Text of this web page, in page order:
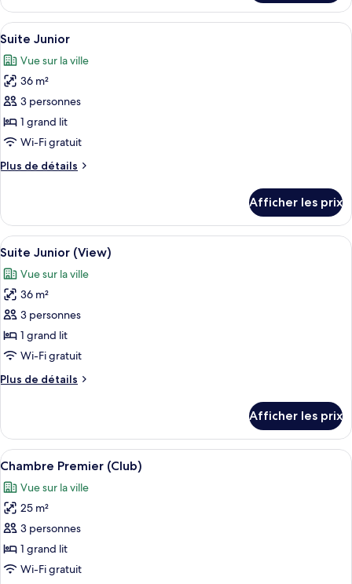
(Club)
Chambre
Deluxe
(Club)
Afficher
toutes
les
photos
pour
ce
type
chambre :
Une chambre d’hôtel avec un
4
Suite Junior
Vue sur la ville
36 m²
3 personnes
1 grand lit
Wi-Fi gratuit
Plus de détails
Plus
Suite
Junior
Afficher les prix
Afficher
toutes
les
photos
pour
ce
type
chambre :
(View)
Une chambre d’hôtel avec un
4
Suite Junior (View)
Vue sur la ville
36 m²
3 personnes
1 grand lit
Wi-Fi gratuit
Plus de détails
Plus
Suite
Junior
(View)
Afficher les prix
Afficher
toutes
les
photos
pour
ce
type
Chambre Premier (Club) | Coffre-
6
Chambre Premier (Club)
Vue sur la ville
25 m²
3 personnes
1 grand lit
Wi-Fi gratuit